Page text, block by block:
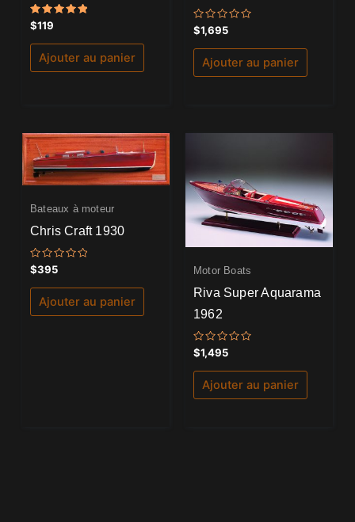
Note
5.00
sur 5
$119
Ajouter au panier
Note
0
sur
$1,695
Ajouter au panier
Bateaux à moteur
Chris Craft 1930
Note
0
sur
$395
Ajouter au panier
Motor Boats
Riva Super Aquarama
1962
Note
0
sur
$1,495
Ajouter au panier